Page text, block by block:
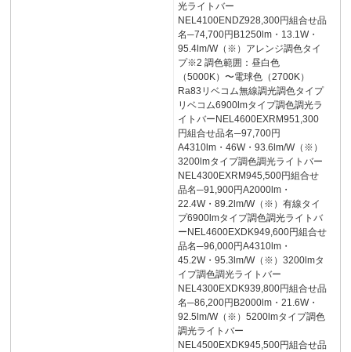
光ライトバー
NEL4100ENDZ928,300円組合せ品
名─74,700円B1250lm・13.1W・
95.4lm/W（※）アレンジ調色タイ
プ※2 調色範囲：昼白色
（5000K）〜電球色（2700K）
Ra83リベコム無線調光調色タイプ
リベコム6900lmタイプ調色調光ラ
イトバーNEL4600EXRM951,300
円組合せ品名─97,700円
A4310lm・46W・93.6lm/W（※）
3200lmタイプ調色調光ライトバー
NEL4300EXRM945,500円組合せ
品名─91,900円A2000lm・
22.4W・89.2lm/W（※）有線タイ
プ6900lmタイプ調色調光ライトバ
ーNEL4600EXDK949,600円組合せ
品名─96,000円A4310lm・
45.2W・95.3lm/W（※）3200lmタ
イプ調色調光ライトバー
NEL4300EXDK939,800円組合せ品
名─86,200円B2000lm・21.6W・
92.5lm/W（※）5200lmタイプ調色
調光ライトバー
NEL4500EXDK945,500円組合せ品